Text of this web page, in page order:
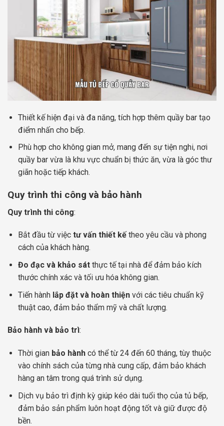
Thiết kế hiện đại và đa năng, tích hợp thêm quầy bar tạo
điểm nhấn cho bếp.
Phù hợp cho không gian mở, mang đến sự tiện nghi, nơi
quầy bar vừa là khu vực chuẩn bị thức ăn, vừa là góc thư
giãn hoặc tiếp khách.
Quy trình thi công và bảo hành
Quy trình thi công:
Bắt đầu từ việc tư vấn thiết kếtheo yêu cầu và phong
cách của khách hàng.
Đo đạc và khảo sátthực tế tại nhà để đảm bảo kích
thước chính xác và tối ưu hóa không gian.
Tiến hành lắp đặt và hoàn thiệnvới các tiêu chuẩn kỹ
thuật cao, đảm bảo thẩm mỹ và chất lượng.
Bảo hành và bảo trì:
Thời gian bảo hànhcó thể từ 24 đến 60 tháng, tùy thuộc
vào chính sách của từng nhà cung cấp, đảm bảo khách
hàng an tâm trong quá trình sử dụng.
Dịch vụ bảo trì định kỳ giúp kéo dài tuổi thọ của tủ bếp,
đảm bảo sản phẩm luôn hoạt động tốt và giữ được độ
bền.